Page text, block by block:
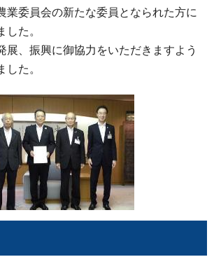
業委員会の新たな委員となられた方に
た。
展、振興に御協力をいただきますよう
た。